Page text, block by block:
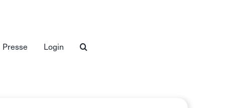
Presse Login